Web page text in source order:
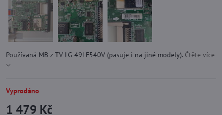
Používaná MB z TV LG 49LF540V (pasuje i na jiné modely). Čtěte více
Vyprodáno
1 479 Kč